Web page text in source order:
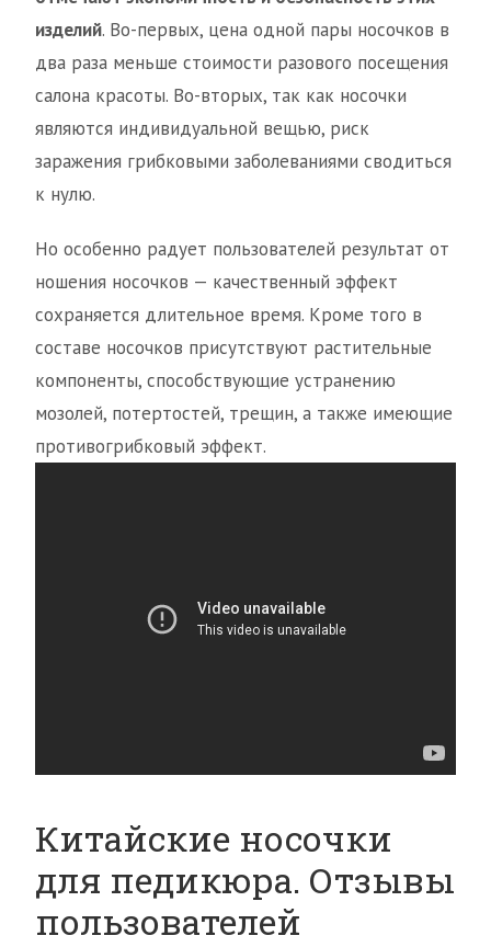
изделий. Во-первых, цена одной пары носочков в
два раза меньше стоимости разового посещения
салона красоты. Во-вторых, так как носочки
являются индивидуальной вещью, риск
заражения грибковыми заболеваниями сводиться
к нулю.
Но особенно радует пользователей результат от
ношения носочков — качественный эффект
сохраняется длительное время. Кроме того в
составе носочков присутствуют растительные
компоненты, способствующие устранению
мозолей, потертостей, трещин, а также имеющие
противогрибковый эффект.
Китайские носочки
для педикюра. Отзывы
пользователей